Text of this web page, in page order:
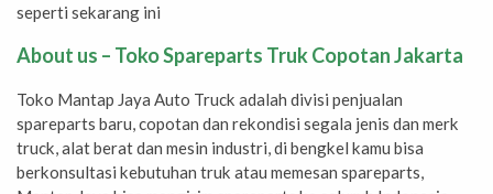
seperti sekarang ini
About us – Toko Spareparts Truk Copotan Jakarta
Toko Mantap Jaya Auto Truck adalah divisi penjualan
spareparts baru, copotan dan rekondisi segala jenis dan merk
truck, alat berat dan mesin industri, di bengkel kamu bisa
berkonsultasi kebutuhan truk atau memesan spareparts,